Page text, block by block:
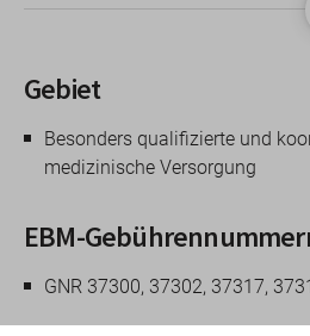
Gebiet
Besonders qualifizierte und
medizinische Versorgung
EBM-
GNR 37300, 37302, 37317,